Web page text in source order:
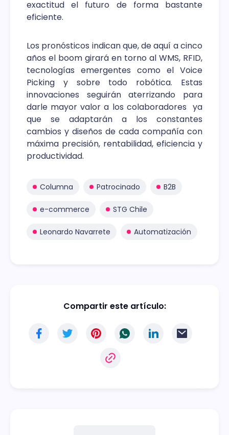
exactitud el futuro de forma bastante
eficiente.
Los pronósticos indican que, de aquí a cinco
años el boom girará en torno al WMS, RFID,
tecnologías emergentes como el Voice
Picking y sobre todo robótica. Estas
innovaciones seguirán aterrizando para
darle mayor valor a los colaboradores ya
que se adaptarán a los constantes
cambios y diseños de cada compañía con
máxima precisión, rentabilidad, eficiencia y
productividad.
Columna Patrocinado B2B
e-commerce STG Chile
Leonardo Navarrete Automatización
Compartir este artículo: